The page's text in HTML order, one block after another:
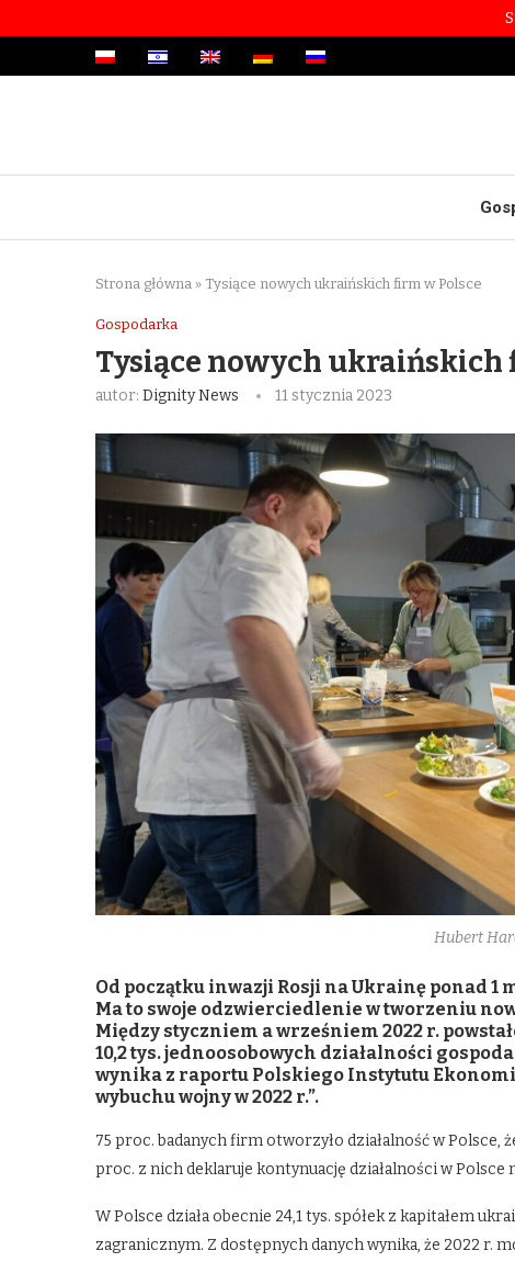
Strona główna » Tysiące nowych ukraińskich firm w Polsce
Gospodarka
Tysiące nowych ukraińskich
autor: Dignity News 11 stycznia 2023
Hubert
Od początku inwazji Rosji na Ukrainę ponad
Ma to swoje odzwierciedlenie w tworzeniu
Między styczniem a wrześniem 2022 r.
10,2 tys. jednoosobowych działalności
wynika z raportu Polskiego Instytutu
wybuchu wojny w 2022 r.”.
75 proc. badanych firm otworzyło działalność w Polsce,
proc. z nich deklaruje kontynuację działalności w Polsce
W Polsce działa obecnie 24,1 tys. spółek z kapitałem
zagranicznym. Z dostępnych danych wynika, że 2022 r.